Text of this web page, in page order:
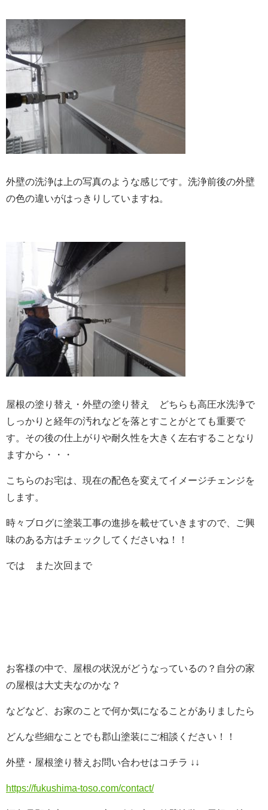
外壁の洗浄は上の写真のような感じです。洗浄前後の外壁
の色の違いがはっきりしていますね。
屋根の塗り替え・外壁の塗り替え どちらも高圧水洗浄で
しっかりと経年の汚れなどを落とすことがとても重要で
す。その後の仕上がりや耐久性を大きく左右することなり
ますから・・・
こちらのお宅は、現在の配色を変えてイメージチェンジを
します。
時々ブログに塗装工事の進捗を載せていきますので、ご興
味のある方はチェックしてくださいね！！
では また次回まで
お客様の中で、屋根の状況がどうなっているの？自分の家
の屋根は大丈夫なのかな？
などなど、お家のことで何か気になることがありましたら
どんな些細なことでも郡山塗装にご相談ください！！
外壁・屋根塗り替えお問い合わせはコチラ ↓↓
https://fukushima-toso.com/contact/